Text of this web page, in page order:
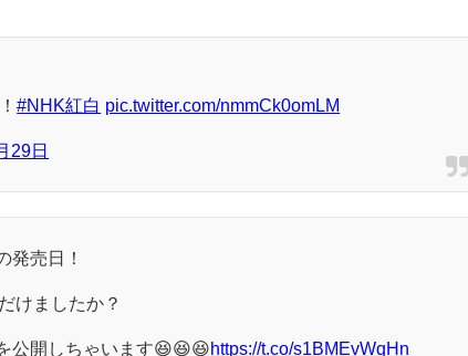
#NHK紅白 pic.twitter.com/nmmCk0omLM
29日
発売日！
けましたか？
公開しちゃいます😆😆😆https://t.co/s1BMEvWqHn